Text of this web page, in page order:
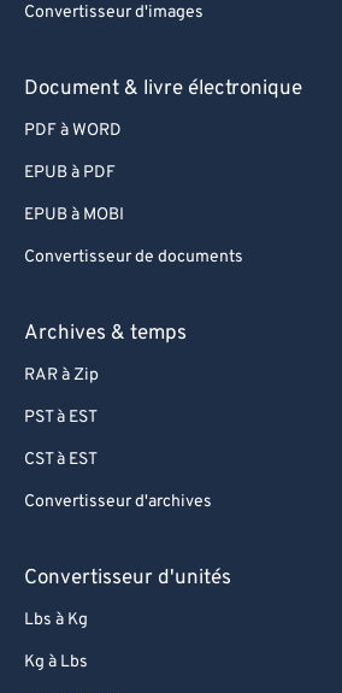
Convertisseur d'images
Document & livre électronique
PDF à WORD
EPUB à PDF
EPUB à MOBI
Convertisseur de documents
Archives & temps
RAR à Zip
PST à EST
CST à EST
Convertisseur d'archives
Convertisseur d'unités
Lbs à Kg
Kg à Lbs